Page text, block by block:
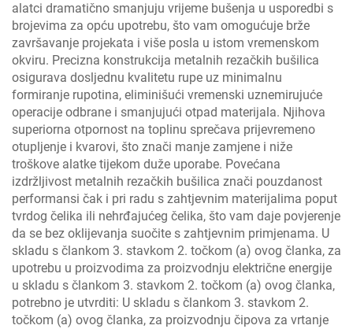
alatci dramatično smanjuju vrijeme bušenja u usporedbi s
brojevima za opću upotrebu, što vam omogućuje brže
završavanje projekata i više posla u istom vremenskom
okviru. Precizna konstrukcija metalnih rezačkih bušilica
osigurava dosljednu kvalitetu rupe uz minimalnu
formiranje rupotina, eliminišući vremenski uznemirujuće
operacije odbrane i smanjujući otpad materijala. Njihova
superiorna otpornost na toplinu sprečava prijevremeno
otupljenje i kvarovi, što znači manje zamjene i niže
troškove alatke tijekom duže uporabe. Povećana
izdržljivost metalnih rezačkih bušilica znači pouzdanost
performansi čak i pri radu s zahtjevnim materijalima poput
tvrdog čelika ili nehrđajućeg čelika, što vam daje povjerenje
da se bez oklijevanja suočite s zahtjevnim primjenama. U
skladu s člankom 3. stavkom 2. točkom (a) ovog članka, za
upotrebu u proizvodima za proizvodnju električne energije
u skladu s člankom 3. stavkom 2. točkom (a) ovog članka,
potrebno je utvrditi: U skladu s člankom 3. stavkom 2.
točkom (a) ovog članka, za proizvodnju čipova za vrtanje